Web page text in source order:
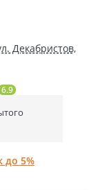
Декабристов,
6.9
до 5%